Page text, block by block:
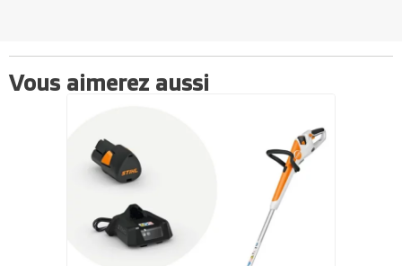
Vous aimerez aussi